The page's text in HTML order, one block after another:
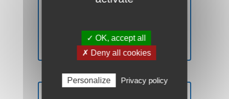
✓ OK, accept all
✗ Deny all cookies
Personalize Privacy policy